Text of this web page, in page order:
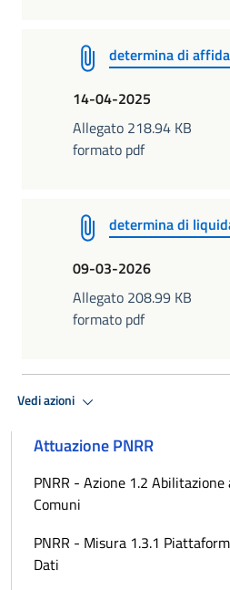
determina di
14-04-2025
Allegato 218.94 KB
formato pdf
determina di
09-03-2026
Allegato 208.99 KB
formato pdf
Vedi azioni
Attuazione PNRR
PNRR - Azione 1.2
Comuni
PNRR - Misura 1.3.1
Dati